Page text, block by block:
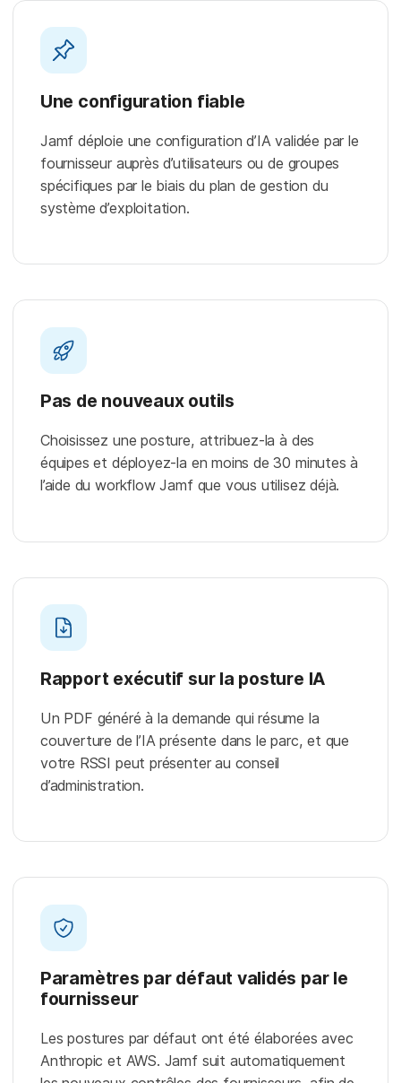
Une configuration fiable
Jamf déploie une configuration d’IA validée par le
fournisseur auprès d’utilisateurs ou de groupes
spécifiques par le biais du plan de gestion du
système d’exploitation.
Pas de nouveaux outils
Choisissez une posture, attribuez-la à des
équipes et déployez-la en moins de 30 minutes à
l’aide du workflow Jamf que vous utilisez déjà.
Rapport exécutif sur la posture IA
Un PDF généré à la demande qui résume la
couverture de l’IA présente dans le parc, et que
votre RSSI peut présenter au conseil
d’administration.
Paramètres par défaut validés par le
fournisseur
Les postures par défaut ont été élaborées avec
Anthropic et AWS. Jamf suit automatiquement